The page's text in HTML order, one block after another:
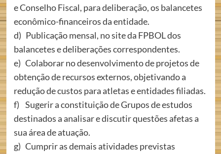
e Conselho Fiscal, para deliberação, os balancetes
econômico-financeiros da entidade.
d) Publicação mensal, no site da FPBOL dos
balancetes e deliberações correspondentes.
e) Colaborar no desenvolvimento de projetos de
obtenção de recursos externos, objetivando a
redução de custos para atletas e entidades filiadas.
f) Sugerir a constituição de Grupos de estudos
destinados a analisar e discutir questões afetas a
sua área de atuação.
g) Cumprir as demais atividades previstas